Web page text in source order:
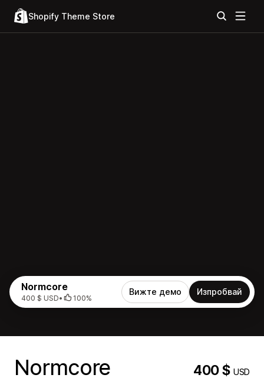
Shopify Theme Store
Normcore
400 $ USD• 100%
Вижте демо Изпробвай
Normcore 400 $USD